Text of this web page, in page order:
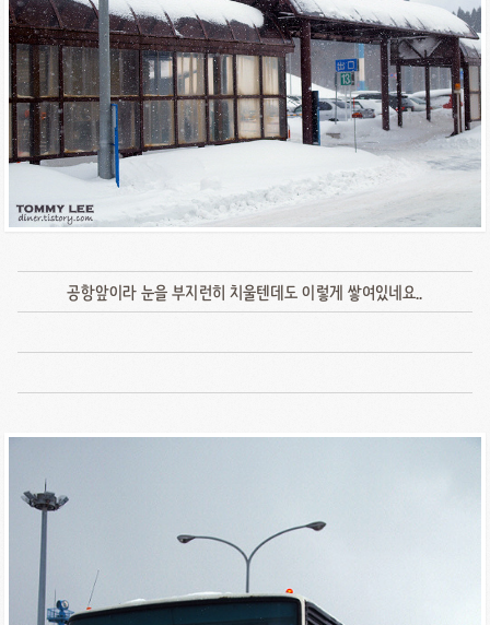
공항앞이라 눈을 부지런히 치울텐데도 이렇게 쌓여있네요..